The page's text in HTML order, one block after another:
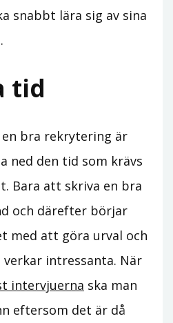
snabbt lära sig av sina
tid
bra rekrytering är
ned den tid som krävs
Bara att skriva en bra
och därefter börjar
med att göra urval och
intressanta. När
intervjuerna ska man
eftersom det är då